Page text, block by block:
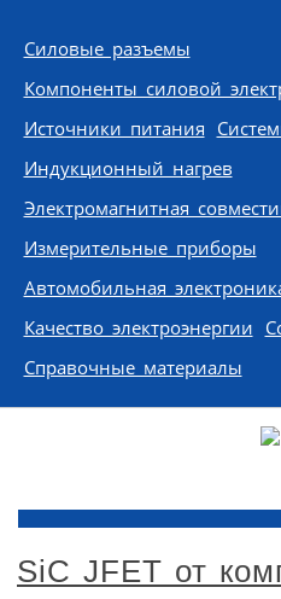
Skip to content
Силовые разъемы
Компоненты силовой
Источники питания
Индукционный нагрев
Электромагнитная
Измерительные приборы
Автомобильная
Качество электроэнергии
Справочные материалы
SiC JFEТ от